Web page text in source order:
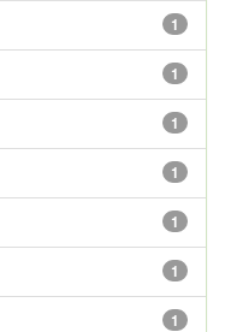
1
1
1
1
1
1
1